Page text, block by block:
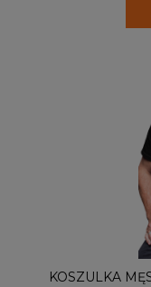
KOSZULKA